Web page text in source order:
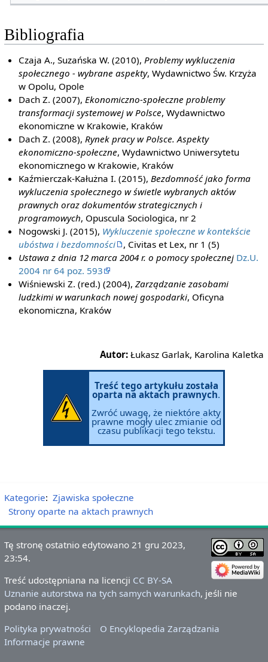
Bibliografia
Czaja A., Suzańska W. (2010), Problemy wykluczenia
społecznego - wybrane aspekty, Wydawnictwo Św. Krzyża
w Opolu, Opole
Dach Z. (2007), Ekonomiczno-społeczne problemy
transformacji systemowej w Polsce, Wydawnictwo
ekonomiczne w Krakowie, Kraków
Dach Z. (2008), Rynek pracy w Polsce. Aspekty
ekonomiczno-społeczne, Wydawnictwo Uniwersytetu
ekonomicznego w Krakowie, Kraków
Kaźmierczak-Kałużna I. (2015), Bezdomność jako forma
wykluczenia społecznego w świetle wybranych aktów
prawnych oraz dokumentów strategicznych i
programowych, Opuscula Sociologica, nr 2
Nogowski J. (2015), Wykluczenie społeczne w kontekście
ubóstwa i bezdomności
, Civitas et Lex, nr 1 (5)
Ustawa z dnia 12 marca 2004 r. o pomocy społecznej Dz.U.
2004 nr 64 poz. 593
Wiśniewski Z. (red.) (2004),Zarządzanie zasobami
ludzkimi w warunkach nowej gospodarki, Oficyna
ekonomiczna, Kraków
Autor: Łukasz Garlak, Karolina Kaletka
Treść tego artykułu została
oparta na aktach prawnych.
Zwróć uwagę, że niektóre akty
prawne mogły ulec zmianie od
czasu publikacji tego tekstu.
Kategorie: Zjawiska społeczne
Strony oparte na aktach prawnych
Tę stronę ostatnio edytowano 21 gru 2023,
23:54.
Treść udostępniana na licencji CC BY-SA
Uznanie autorstwa na tych samych warunkach, jeśli nie
podano inaczej.
Polityka prywatności
O Encyklopedia Zarządzania
Informacje prawne